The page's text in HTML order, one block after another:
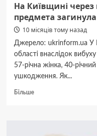
На Київщині через
предмета
10 місяців тому назад
Джерело: ukrinform.ua У
області внаслідок
57-річна жінка, 40-
ушкодження. Як...
БільшеДокладніше